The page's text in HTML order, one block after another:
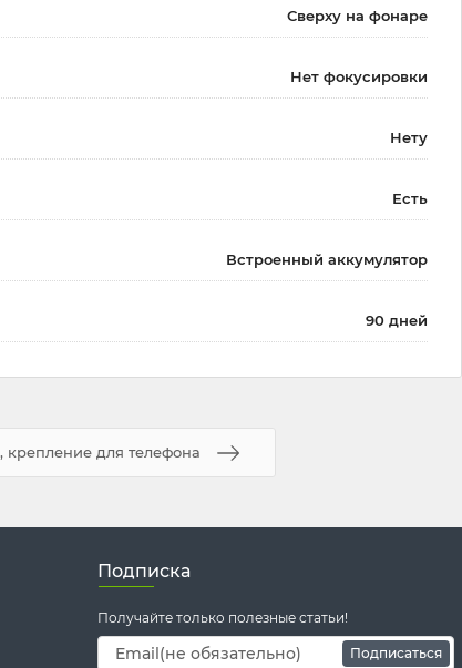
Сверху на фонаре
Нет фокусировки
Нету
Есть
Встроенный аккумулятор
90 дней
крепление для телефона
Подписка
Получайте только полезные статьи!
Подписаться